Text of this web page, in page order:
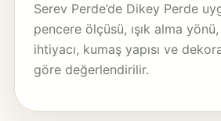
Serev Perde’de Dikey Perde
pencere ölçüsü, ışık alma
ihtiyacı, kumaş yapısı ve
göre değerlendirilir.